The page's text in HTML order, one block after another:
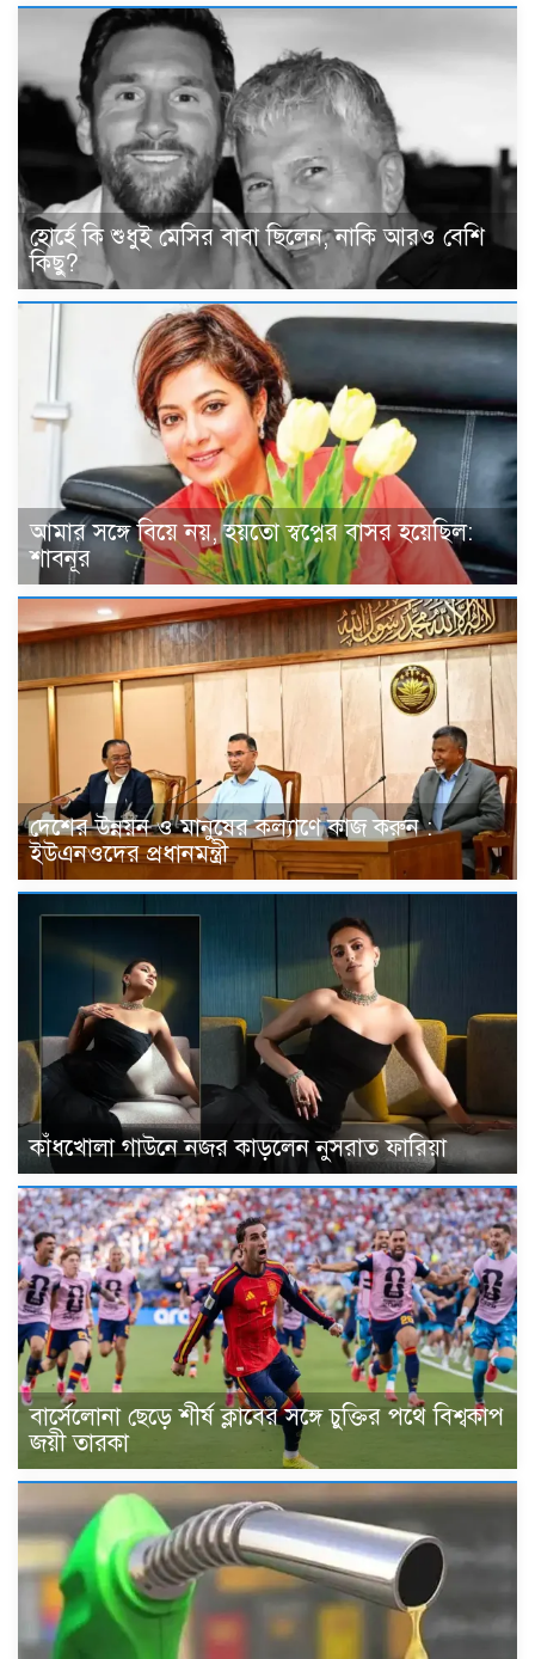
হোর্হে কি শুধুই মেসির বাবা ছিলেন, নাকি আরও বেশি
কিছু?
আমার সঙ্গে বিয়ে নয়, হয়তো স্বপ্নের বাসর হয়েছিল:
শাবনূর
দেশের উন্নয়ন ও মানুষের কল্যাণে কাজ করুন :
ইউএনওদের প্রধানমন্ত্রী
কাঁধখোলা গাউনে নজর কাড়লেন নুসরাত ফারিয়া
বার্সেলোনা ছেড়ে শীর্ষ ক্লাবের সঙ্গে চুক্তির পথে বিশ্বকাপ
জয়ী তারকা